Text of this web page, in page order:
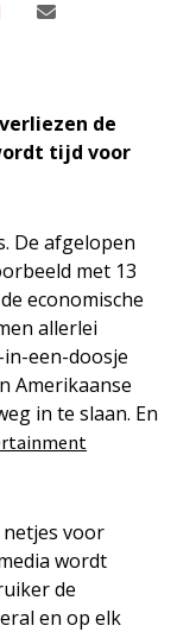
de
tijd voor
De afgelopen
met 13
economische
allerlei
een-doosje
Amerikaanse
in te slaan. En
voor
wordt
de
en op elk